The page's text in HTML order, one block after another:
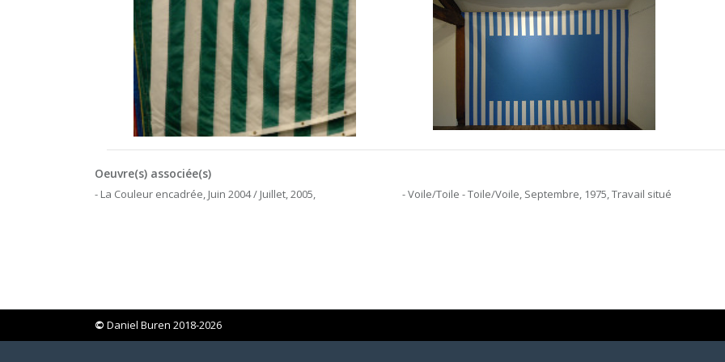
Oeuvre(s) associée(s)
- La Couleur encadrée, Juin 2004 / Juillet, 2005, - Voile/Toile - Toile/Voile, Septembre, 1975, Travail situé
© Daniel Buren 2018-2026